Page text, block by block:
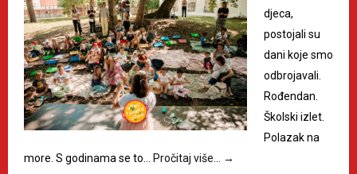
djeca,
postojali su
dani koje smo
odbrojavali.
Rođendan.
Školski izlet.
Polazak na
more. S godinama se to…
Pročitaj više… →